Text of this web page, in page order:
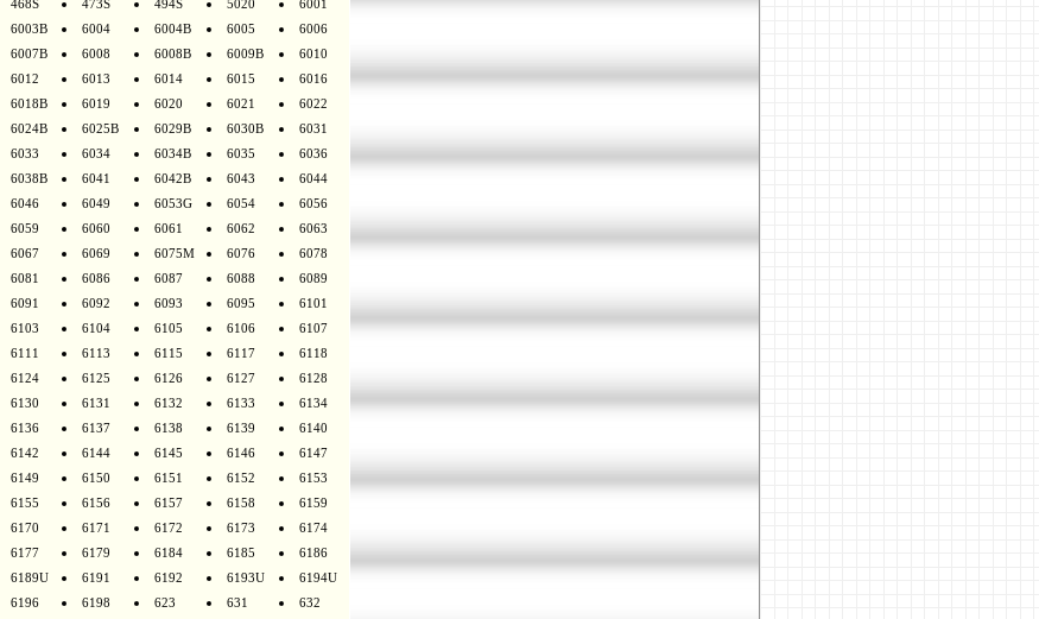
468S 473S 494S 5020
6001
6003B 6004 6004B 6005
6006
6007B 6008 6008B 6009B
6010
6012 6013 6014 6015
6016
6018B 6019 6020 6021
6022
6024B 6025B 6029B 6030B
6031
6033 6034 6034B 6035
6036
6038B 6041 6042B 6043
6044
6046 6049 6053G 6054
6056
6059 6060 6061 6062
6063
6067 6069 6075M 6076
6078
6081 6086 6087 6088
6089
6091 6092 6093 6095
6101
6103 6104 6105 6106
6107
6111 6113 6115 6117
6118
6124 6125 6126 6127
6128
6130 6131 6132 6133
6134
6136 6137 6138 6139
6140
6142 6144 6145 6146
6147
6149 6150 6151 6152
6153
6155 6156 6157 6158
6159
6170 6171 6172 6173
6174
6177 6179 6184 6185
6186
6189U 6191 6192 6193U
6194U
6196 6198 623 631
632